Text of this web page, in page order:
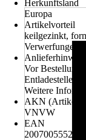
Herkunftsland
Europa
Artikelvorteil
keilgezinkt,
Verwerfungen
Anlieferhinweis
Vor Bestellung
Entladestelle
Weitere
AKN
VNVW
EAN